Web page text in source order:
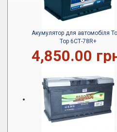
Акумулятор для автомобіля
Top 6СТ-78R+
4,850.00